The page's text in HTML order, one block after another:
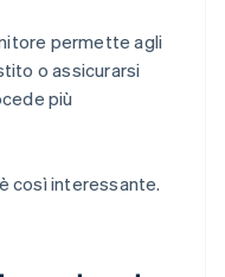
permette agli
o assicurarsi
più
così interessante.